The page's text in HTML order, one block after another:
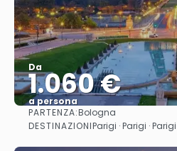
Da
1.060 €
a persona
Vedere
PARTENZA:Bologna
DESTINAZIONIParigi · Parigi ·